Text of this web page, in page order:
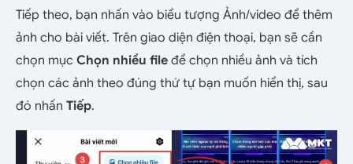
Tiếp theo, bạn nhấn vào biểu tượng Ảnh/video để thêm
ảnh cho bài viết. Trên giao diện điện thoại, bạn sẽ cần
chọn mục Chọn nhiều file để chọn nhiều ảnh và tích
chọn các ảnh theo đúng thứ tự bạn muốn hiển thị, sau
đó nhấn Tiếp.